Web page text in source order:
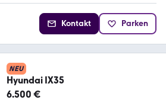
Kontakt Parken
NEU
Hyundai IX35
6.500 €